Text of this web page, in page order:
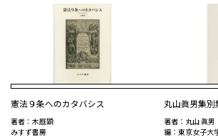
憲法９条へのカタバシス
著者：木庭顕
みすず書房
丸山眞男集別
著者：丸山 眞男
編：東京女子大